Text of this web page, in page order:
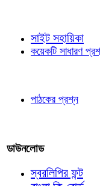
সাইট সহায়িকা
কয়েকটি সাধারণ
পাঠকের প্রশ্ন
ডাউনলোড
স্বরলিপির ফন্ট